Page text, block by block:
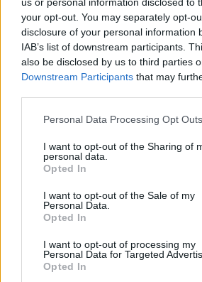
your opt-out. You may separately opt-
disclosure of your personal information
IAB’s list of downstream participants.
also be disclosed by us to third parties
Downstream Participants that may
Personal Data Processing Opt Outs
I want to opt-out of the Sharing of
personal data.
Opted In
I want to opt-out of the Sale of my
Personal Data.
Opted In
I want to opt-out of processing my
Personal Data for Targeted
Opted In
Kevin Lankiselta maaginen
pelastus – venytti
Järnkrokin
LIITTYVÄT ARTIKKELIT LISÄÄ